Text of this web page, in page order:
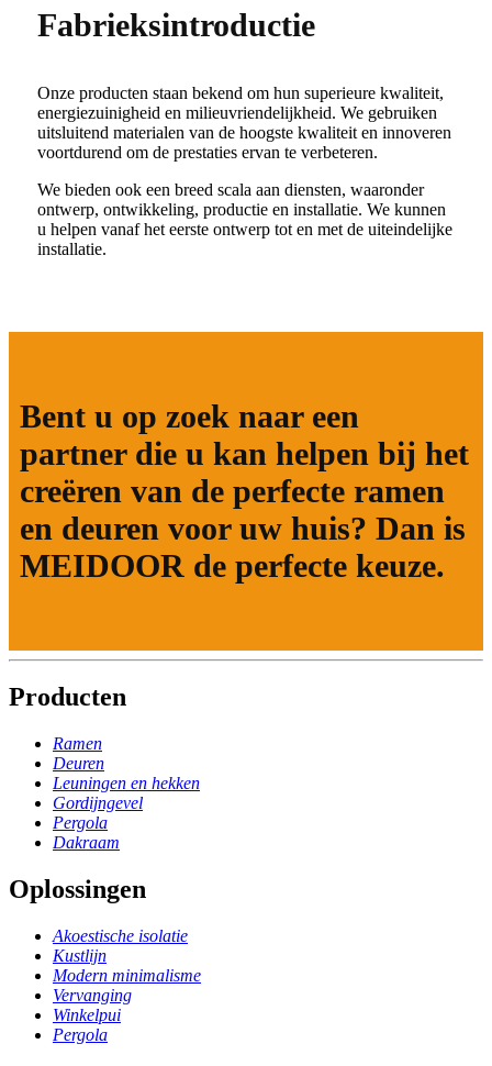
Fabrieksintroductie
Onze producten staan ​​bekend om hun superieure kwaliteit,
energiezuinigheid en milieuvriendelijkheid. We gebruiken
uitsluitend materialen van de hoogste kwaliteit en innoveren
voortdurend om de prestaties ervan te verbeteren.
We bieden ook een breed scala aan diensten, waaronder
ontwerp, ontwikkeling, productie en installatie. We kunnen
u helpen vanaf het eerste ontwerp tot en met de uiteindelijke
installatie.
Bent u op zoek naar een
partner die u kan helpen bij het
creëren van de perfecte ramen
en deuren voor uw huis? Dan is
MEIDOOR de perfecte keuze.
Producten
Ramen
Deuren
Leuningen en hekken
Gordijngevel
Pergola
Dakraam
Oplossingen
Akoestische isolatie
Kustlijn
Modern minimalisme
Vervanging
Winkelpui
Pergola